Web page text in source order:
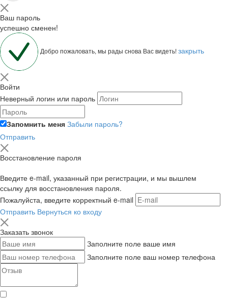
Ваш пароль
успешно сменен!
Добро пожаловать, мы рады снова Вас видеть!закрыть
Войти
Неверный логин или пароль
Запомнить меня Забыли пароль?
Отправить
Восстановление пароля
Введите e-mail, указанный при регистрации, и мы вышлем
ссылку для восстановления пароля.
Пожалуйста, введите корректный e-mail
Отправить Вернуться ко входу
Заказать звонок
Заполните поле ваше имя
Заполните поле ваш номер телефона